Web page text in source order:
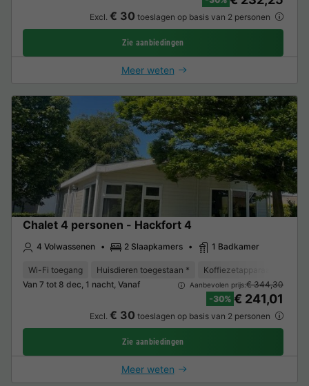
Excl. € 30 toeslagen op basis van 2 personen
Zie aanbiedingen
Meer weten
Chalet 4 personen - Hackfort 4
4 Volwassenen 2 Slaapkamers 1 Badkamer
Wi-Fi toegang Huisdieren toegestaan * Koffiezetapparaat
Van 7 tot 8 dec, 1 nacht, Vanaf
Aanbevolen prijs:€ 344,30
-30% € 241,01
Excl. € 30 toeslagen op basis van 2 personen
Zie aanbiedingen
Meer weten